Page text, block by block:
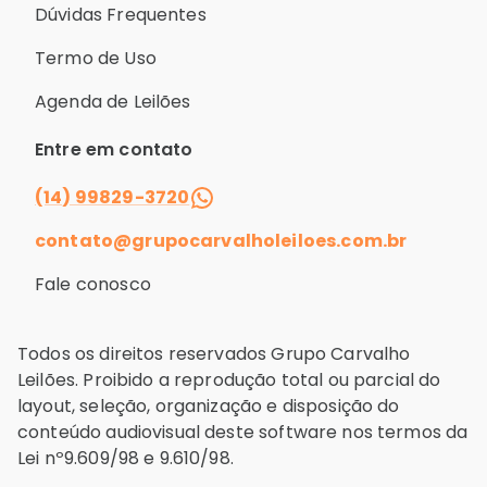
Dúvidas Frequentes
Termo de Uso
Agenda de Leilões
Entre em contato
(14) 99829-3720
contato@grupocarvalholeiloes.com.br
Fale conosco
Todos os direitos reservados Grupo Carvalho
Leilões. Proibido a reprodução total ou parcial do
layout, seleção, organização e disposição do
conteúdo audiovisual deste software nos termos da
Lei nº9.609/98 e 9.610/98.